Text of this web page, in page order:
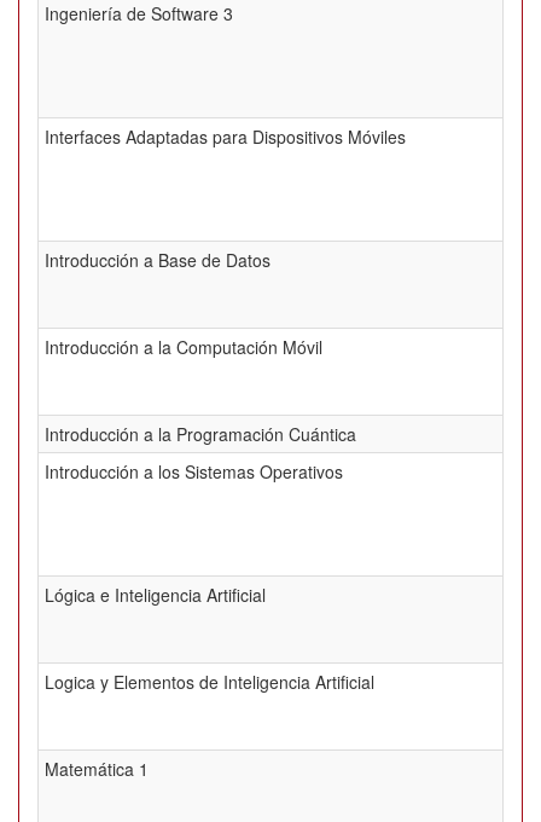
Ingeniería de Software 3
Interfaces Adaptadas para Dispositivos Móviles
Introducción a Base de Datos
Introducción a la Computación Móvil
Introducción a la Programación Cuántica
Introducción a los Sistemas Operativos
Lógica e Inteligencia Artificial
Logica y Elementos de Inteligencia Artificial
Matemática 1